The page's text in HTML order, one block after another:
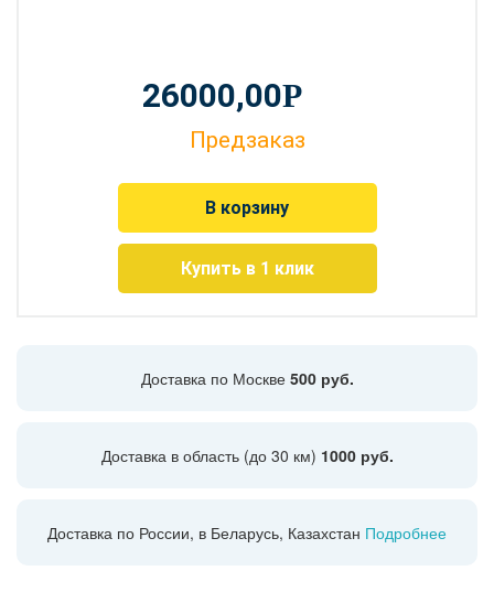
26000,00Р
Предзаказ
В корзину
Купить в 1 клик
Доставка по Москве 500 руб.
Доставка в область (до 30 км) 1000 руб.
Доставка по России, в Беларусь, Казахстан Подробнее